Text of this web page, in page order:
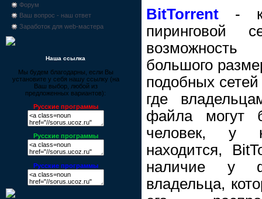
Форум
Ваш вопрос - наш ответ
Заработок для web-мастера
Наша ссылка
Мы будем благодарны, если Вы
установите у себя нашу ссылку (на
Ваш выбор, любой из
предложенных вариантов):
Русские программы
Русские программы
Русские программы
BitTorrent -
пиринговой
большого
подобных
где
файла могут
человек, у
находится,
наличие у
владельца,